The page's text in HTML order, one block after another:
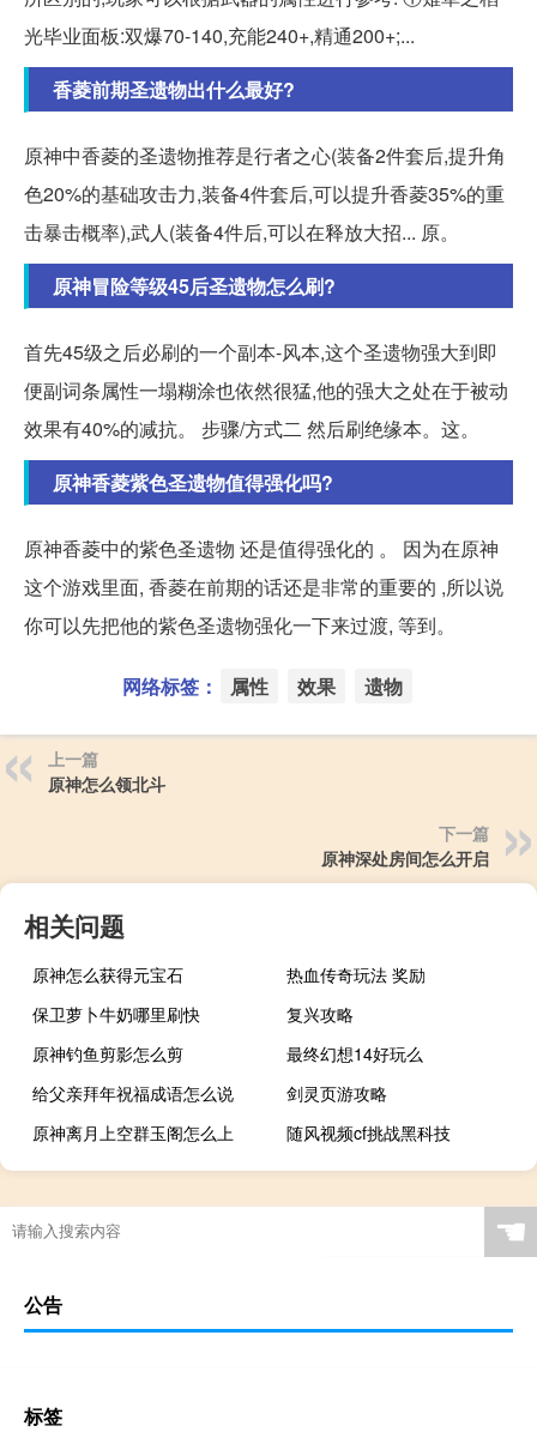
光毕业面板:双爆70-140,充能240+,精通200+;...
香菱前期圣遗物出什么最好?
原神中香菱的圣遗物推荐是行者之心(装备2件套后,提升角
色20%的基础攻击力,装备4件套后,可以提升香菱35%的重
击暴击概率),武人(装备4件后,可以在释放大招... 原。
原神冒险等级45后圣遗物怎么刷?
首先45级之后必刷的一个副本-风本,这个圣遗物强大到即
便副词条属性一塌糊涂也依然很猛,他的强大之处在于被动
效果有40%的减抗。 步骤/方式二 然后刷绝缘本。这。
原神香菱紫色圣遗物值得强化吗?
原神香菱中的紫色圣遗物 还是值得强化的 。 因为在原神
这个游戏里面, 香菱在前期的话还是非常的重要的 ,所以说
你可以先把他的紫色圣遗物强化一下来过渡, 等到。
网络标签： 属性 效果 遗物
上一篇
原神怎么领北斗
下一篇
原神深处房间怎么开启
相关问题
原神怎么获得元宝石
热血传奇玩法 奖励
保卫萝卜牛奶哪里刷快
复兴攻略
原神钓鱼剪影怎么剪
最终幻想14好玩么
给父亲拜年祝福成语怎么说
剑灵页游攻略
原神离月上空群玉阁怎么上
随风视频cf挑战黑科技
☚
公告
标签